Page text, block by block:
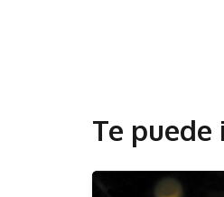
Te puede